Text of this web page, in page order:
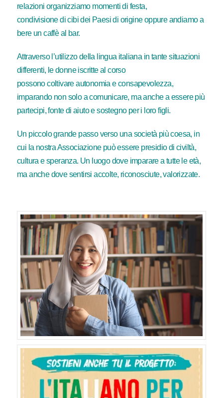
relazioni organizziamo momenti di festa,
condivisione di cibi dei Paesi di origine oppure andiamo a
bere un caffè al bar.
Attraverso l’utilizzo della lingua italiana in tante situazioni
differenti, le donne iscritte al corso
possono coltivare autonomia e consapevolezza,
imparando non solo a comunicare, ma anche a essere più
partecipi, fonte di aiuto e sostegno per i loro figli.
Un piccolo grande passo verso una società più coesa, in
cui la nostra Associazione può essere presidio di civiltà,
cultura e speranza. Un luogo dove imparare a tutte le età,
ma anche dove sentirsi accolte, riconosciute, valorizzate.